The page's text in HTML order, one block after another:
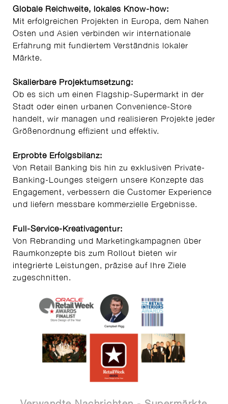
Globale Reichweite, lokales Know-how:
Mit erfolgreichen Projekten in Europa, dem Nahen
Osten und Asien verbinden wir internationale
Erfahrung mit fundiertem Verständnis lokaler
Märkte.
Skalierbare Projektumsetzung:
Ob es sich um einen Flagship-Supermarkt in der
Stadt oder einen urbanen Convenience-Store
handelt, wir managen und realisieren Projekte jeder
Größenordnung effizient und effektiv.
Erprobte Erfolgsbilanz:
Von Retail Banking bis hin zu exklusiven Private-
Banking-Lounges steigern unsere Konzepte das
Engagement, verbessern die Customer Experience
und liefern messbare kommerzielle Ergebnisse.
Full-Service-Kreativagentur:
Von Rebranding und Marketingkampagnen über
Raumkonzepte bis zum Rollout bieten wir
integrierte Leistungen, präzise auf Ihre Ziele
zugeschnitten.